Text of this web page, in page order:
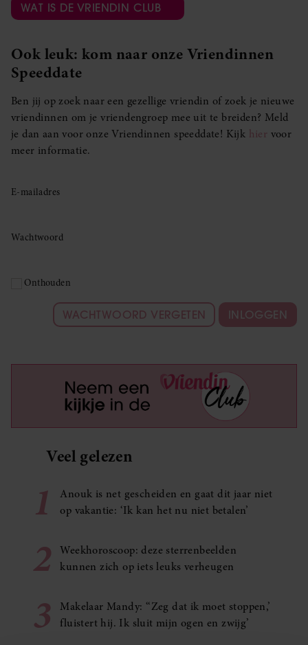
WAT IS DE VRIENDIN CLUB
Ook leuk: kom naar onze Vriendinnen
Speeddate
Ben jij op zoek naar een gezellige vriendin of zoek je nieuwe
vriendinnen om je vriendengroep mee uit te breiden? Meld
je dan aan voor onze Vriendinnen speeddate! Kijk hier voor
meer informatie.
E-mailadres
Wachtwoord
Onthouden
WACHTWOORD VERGETEN INLOGGEN
Veel gelezen
1
Anouk is net gescheiden en gaat dit jaar niet
op vakantie: ‘Ik kan het nu niet betalen’
2
Weekhoroscoop: deze sterrenbeelden
kunnen zich op iets leuks verheugen
3
Makelaar Mandy: ‘‘Zeg dat ik moet stoppen,’
fluistert hij. Ik sluit mijn ogen en zwijg’